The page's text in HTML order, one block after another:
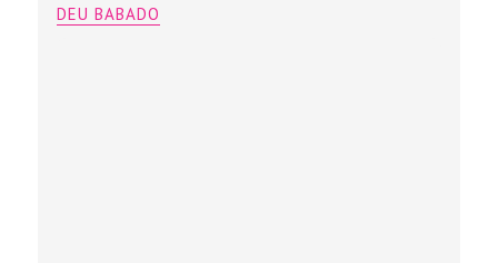
DEU BABADO